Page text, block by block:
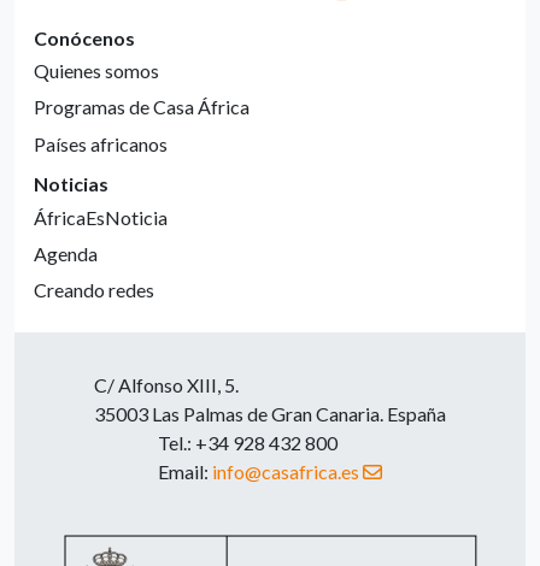
Conócenos
Quienes somos
Programas de Casa África
Países africanos
Noticias
ÁfricaEsNoticia
Agenda
Creando redes
C/ Alfonso XIII, 5.
35003 Las Palmas de Gran Canaria. España
Tel.: +34 928 432 800
Email: info@casafrica.es